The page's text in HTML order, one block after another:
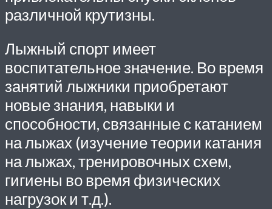
различной крутизны.
Лыжный спорт имеет
воспитательное значение. Во время
занятий лыжники приобретают
новые знания, навыки и
способности, связанные с катанием
на лыжах (изучение теории катания
на лыжах, тренировочных схем,
гигиены во время физических
нагрузок и т.д.).